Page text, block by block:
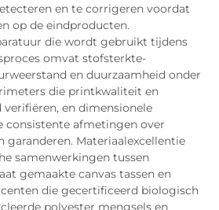
en te corrigeren voordat
op de eindproducten.
die wordt gebruikt tijdens
omvat stofsterkte-
en duurzaamheid onder
die printkwaliteit en
en dimensionele
consistente afmetingen over
garanderen. Materiaalexcellentie
samenwerkingen tussen
gemaakte canvas tassen en
die gecertificeerd biologisch
polyester mengsels en